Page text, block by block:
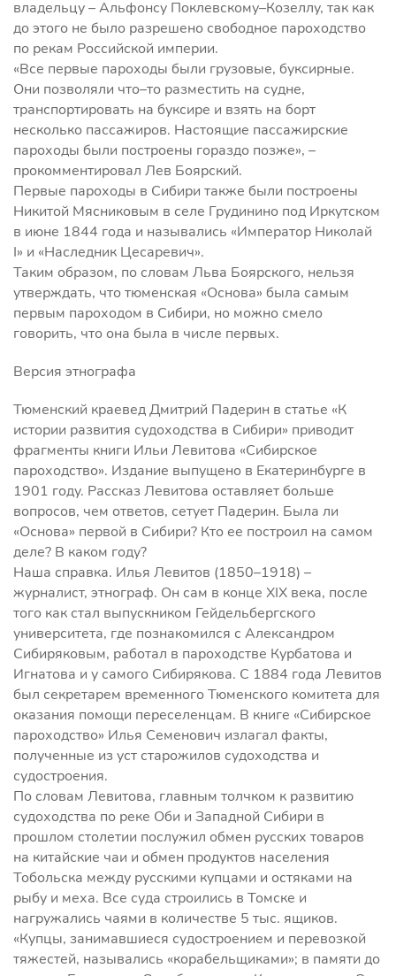
владельцу – Альфонсу Поклевскому–Козеллу, так как
до этого не было разрешено свободное пароходство
по рекам Российской империи.
«Все первые пароходы были грузовые, буксирные.
Они позволяли что–то разместить на судне,
транспортировать на буксире и взять на борт
несколько пассажиров. Настоящие пассажирские
пароходы были построены гораздо позже», –
прокомментировал Лев Боярский.
Первые пароходы в Сибири также были построены
Никитой Мясниковым в селе Грудинино под Иркутском
в июне 1844 года и назывались «Император Николай
I» и «Наследник Цесаревич».
Таким образом, по словам Льва Боярского, нельзя
утверждать, что тюменская «Основа» была самым
первым пароходом в Сибири, но можно смело
говорить, что она была в числе первых.
Версия этнографа
Тюменский краевед Дмитрий Падерин в статье «К
истории развития судоходства в Сибири» приводит
фрагменты книги Ильи Левитова «Сибирское
пароходство». Издание выпущено в Екатеринбурге в
1901 году. Рассказ Левитова оставляет больше
вопросов, чем ответов, сетует Падерин. Была ли
«Основа» первой в Сибири? Кто ее построил на самом
деле? В каком году?
Наша справка. Илья Левитов (1850–1918) –
журналист, этнограф. Он сам в конце XIX века, после
того как стал выпускником Гейдельбергского
университета, где познакомился с Александром
Сибиряковым, работал в пароходстве Курбатова и
Игнатова и у самого Сибирякова. С 1884 года Левитов
был секретарем временного Тюменского комитета для
оказания помощи переселенцам. В книге «Сибирское
пароходство» Илья Семенович излагал факты,
полученные из уст старожилов судоходства и
судостроения.
По словам Левитова, главным толчком к развитию
судоходства по реке Оби и Западной Сибири в
прошлом столетии послужил обмен русских товаров
на китайские чаи и обмен продуктов населения
Тобольска между русскими купцами и остяками на
рыбу и меха. Все суда строились в Томске и
нагружались чаями в количестве 5 тыс. ящиков.
«Купцы, занимавшиеся судостроением и перевозкой
тяжестей, назывались «корабельщиками»; в памяти до